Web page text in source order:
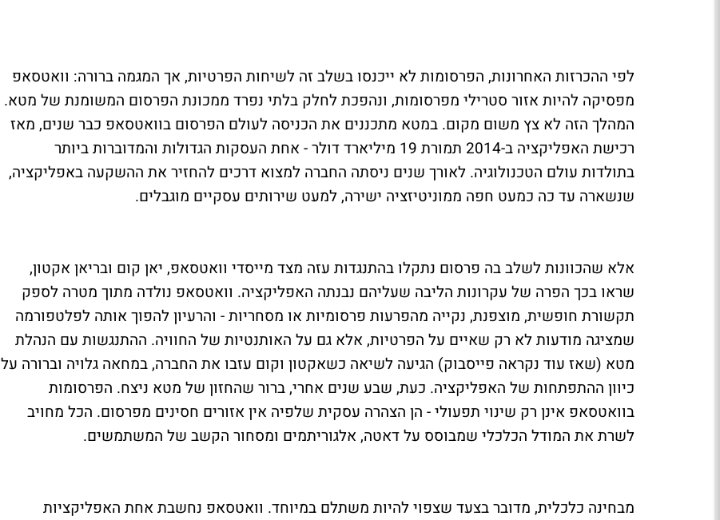
לפי ההכרזות האחרונות, הפרסומות לא ייכנסו בשלב זה לשיחות הפרטיות, אך המגמה ברורה: וואטסאפ
מפסיקה להיות אזור סטרילי מפרסומות, ונהפכת לחלק בלתי נפרד ממכונת הפרסום המשומנת של מטא.
המהלך הזה לא צץ משום מקום. במטא מתכננים את הכניסה לעולם הפרסום בוואטסאפ כבר שנים, מאז
רכישת האפליקציה ב-2014 תמורת 19 מיליארד דולר - אחת העסקות הגדולות והמדוברות ביותר
בתולדות עולם הטכנולוגיה. לאורך שנים ניסתה החברה למצוא דרכים להחזיר את ההשקעה באפליקציה,
שנשארה עד כה כמעט חפה ממוניטיזציה ישירה, למעט שירותים עסקיים מוגבלים.
אלא שהכוונות לשלב בה פרסום נתקלו בהתנגדות עזה מצד מייסדי וואטסאפ, יאן קום ובריאן אקטון,
שראו בכך הפרה של עקרונות הליבה שעליהם נבנתה האפליקציה. וואטסאפ נולדה מתוך מטרה לספק
תקשורת חופשית, מוצפנת, נקייה מהפרעות פרסומיות או מסחריות - והרעיון להפוך אותה לפלטפורמה
שמציגה מודעות לא רק שאיים על הפרטיות, אלא גם על האותנטיות של החוויה. ההתנגשות עם הנהלת
מטא (שאז עוד נקראה פייסבוק) הגיעה לשיאה כשאקטון וקום עזבו את החברה, במחאה גלויה וברורה על
כיוון ההתפתחות של האפליקציה. כעת, שבע שנים אחרי, ברור שהחזון של מטא ניצח. הפרסומות
בוואטסאפ אינן רק שינוי תפעולי - הן הצהרה עסקית שלפיה אין אזורים חסינים מפרסום. הכל מחויב
לשרת את המודל הכלכלי שמבוסס על דאטה, אלגוריתמים ומסחור הקשב של המשתמשים.
מבחינה כלכלית, מדובר בצעד שצפוי להיות משתלם במיוחד. וואטסאפ נחשבת אחת האפליקציות